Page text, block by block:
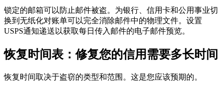
锁定的邮箱可以防止邮件被盗。为银行、信用卡和公用事业切
换到无纸化对账单可以完全消除邮件中的物理文件。设置
USPS通知递送以获取每日传入邮件的电子邮件预览。
恢复时间表：修复您的信用需要多长时间
恢复时间取决于盗窃的类型和范围。这是您应该预期的。